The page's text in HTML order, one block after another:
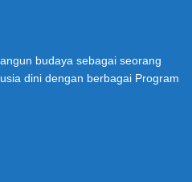
budaya sebagai seorang
dini dengan berbagai Program